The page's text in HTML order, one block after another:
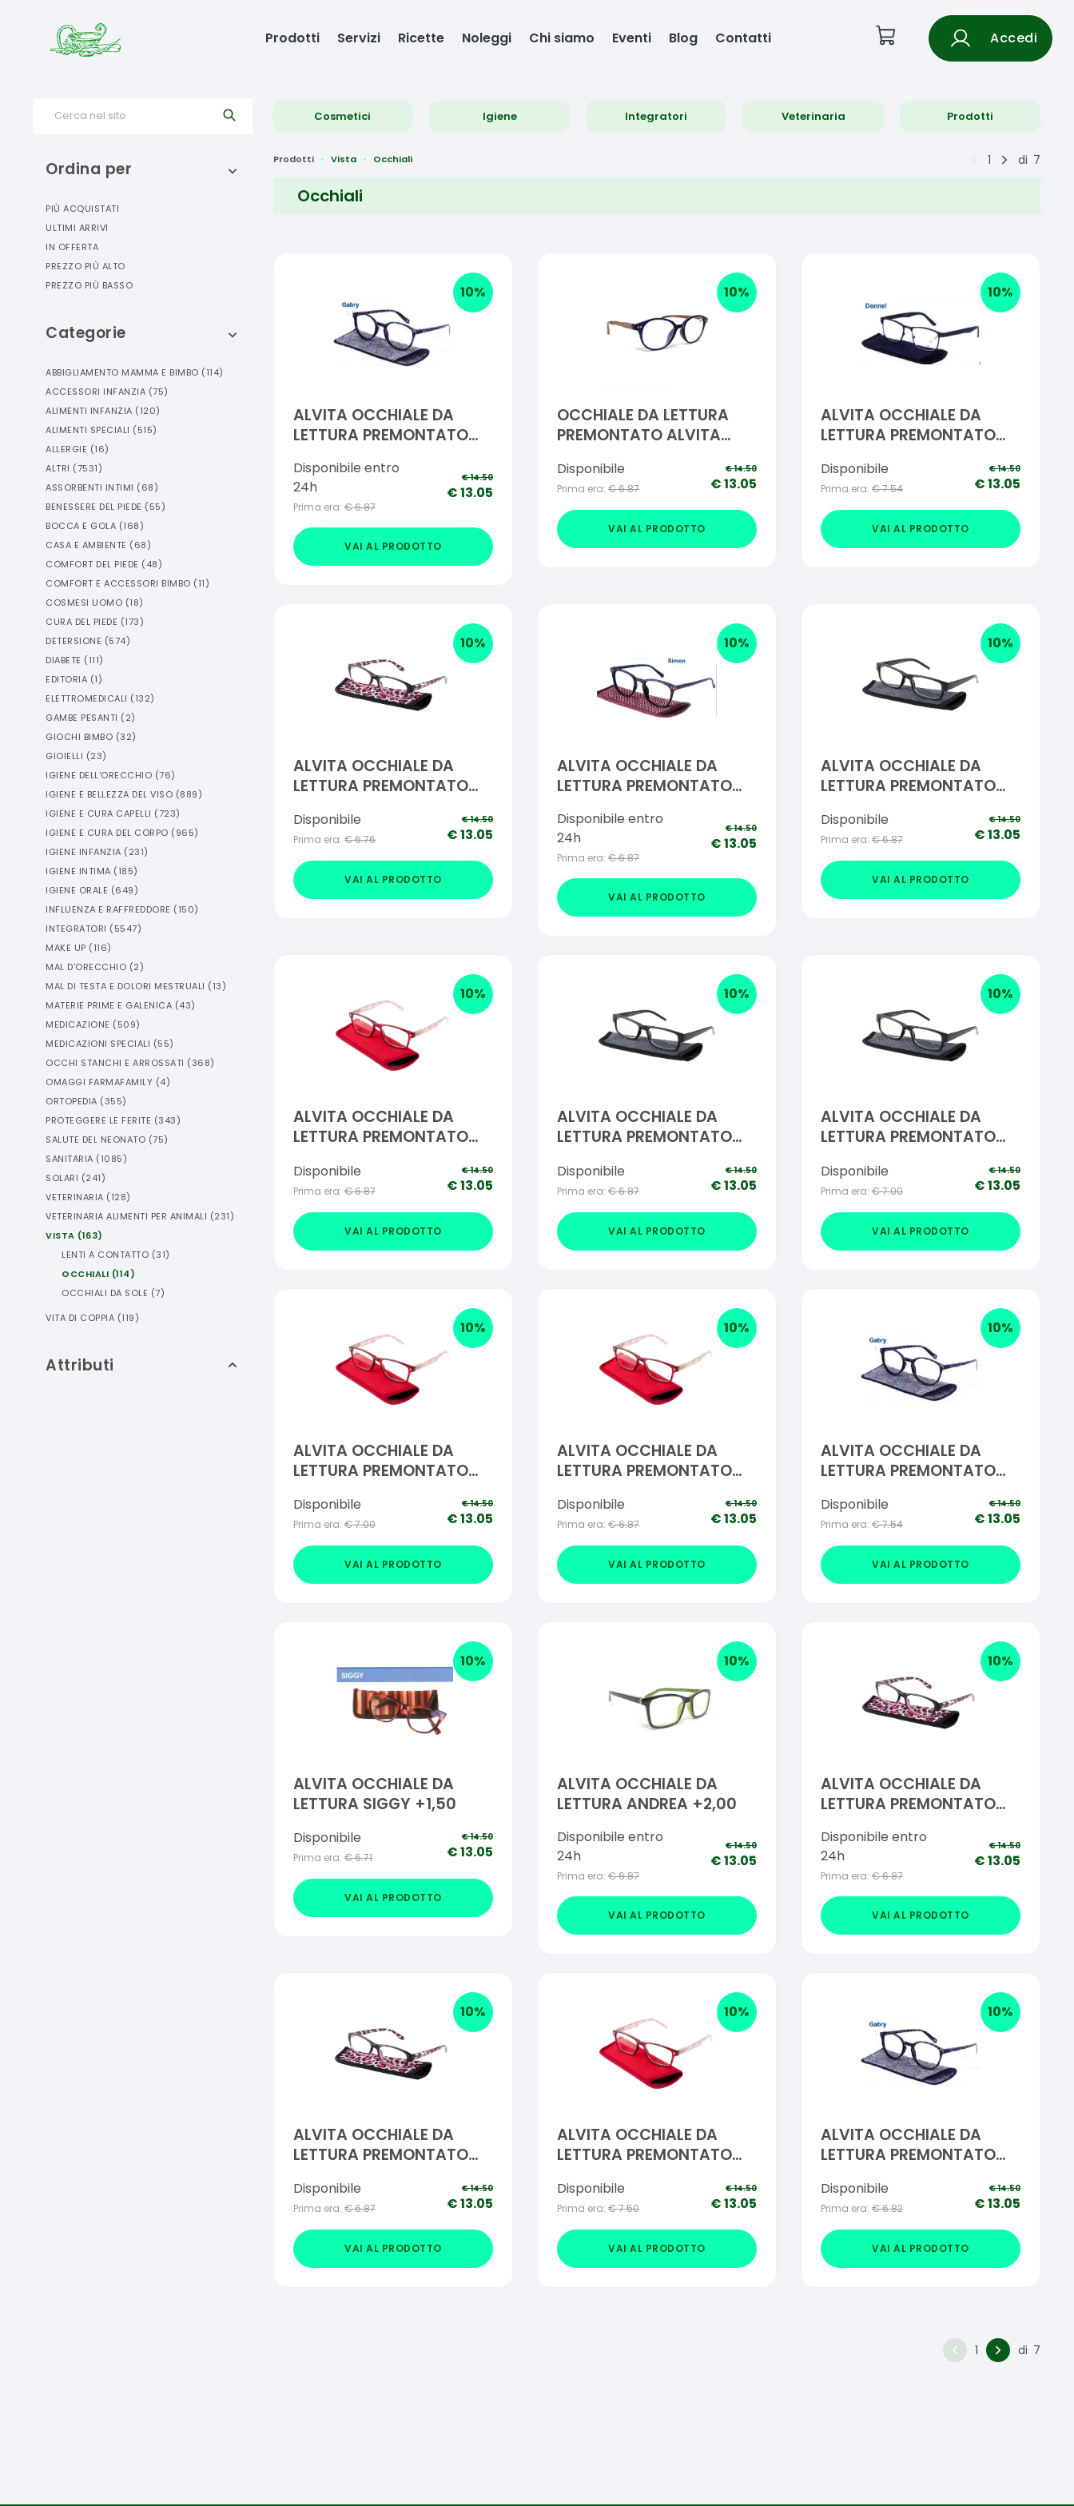
Prodotti Servizi Ricette Noleggi Chi siamo Eventi Blog Contatti Accedi
Cerca nel sito Cosmetici Igiene Integratori Veterinaria Prodotti
Ordina per
PIÙ ACQUISTATI
ULTIMI ARRIVI
IN OFFERTA
PREZZO PIÙ ALTO
PREZZO PIÙ BASSO
Categorie
ABBIGLIAMENTO MAMMA E BIMBO (114)
ACCESSORI INFANZIA (75)
ALIMENTI INFANZIA (120)
ALIMENTI SPECIALI (515)
ALLERGIE (16)
ALTRI (7531)
ASSORBENTI INTIMI (68)
BENESSERE DEL PIEDE (55)
BOCCA E GOLA (168)
CASA E AMBIENTE (68)
COMFORT DEL PIEDE (48)
COMFORT E ACCESSORI BIMBO (11)
COSMESI UOMO (18)
CURA DEL PIEDE (173)
DETERSIONE (574)
DIABETE (111)
EDITORIA (1)
ELETTROMEDICALI (132)
GAMBE PESANTI (2)
GIOCHI BIMBO (32)
GIOIELLI (23)
IGIENE DELL'ORECCHIO (76)
IGIENE E BELLEZZA DEL VISO (889)
IGIENE E CURA CAPELLI (723)
IGIENE E CURA DEL CORPO (965)
IGIENE INFANZIA (231)
IGIENE INTIMA (185)
IGIENE ORALE (649)
INFLUENZA E RAFFREDDORE (150)
INTEGRATORI (5547)
MAKE UP (116)
MAL D'ORECCHIO (2)
MAL DI TESTA E DOLORI MESTRUALI (13)
MATERIE PRIME E GALENICA (43)
MEDICAZIONE (509)
MEDICAZIONI SPECIALI (55)
OCCHI STANCHI E ARROSSATI (368)
OMAGGI FARMAFAMILY (4)
ORTOPEDIA (355)
PROTEGGERE LE FERITE (343)
SALUTE DEL NEONATO (75)
SANITARIA (1085)
SOLARI (241)
VETERINARIA (128)
VETERINARIA ALIMENTI PER ANIMALI (231)
VISTA (163)
LENTI A CONTATTO (31)
OCCHIALI (114)
OCCHIALI DA SOLE (7)
VITA DI COPPIA (119)
Attributi
Prodotti Vista Occhiali 1 di 7
Occhiali
10%
ALVITA OCCHIALE DA
LETTURA PREMONTATO
Disponibile entro
24h
Prima era: €6.87
€14.50
€13.05
VAI AL PRODOTTO
10%
OCCHIALE DA LETTURA
PREMONTATO ALVITA
Disponibile
Prima era: €6.87
€14.50
€13.05
VAI AL PRODOTTO
10%
ALVITA OCCHIALE DA
LETTURA PREMONTATO
Disponibile
Prima era: €7.54
€14.50
€13.05
VAI AL PRODOTTO
10%
ALVITA OCCHIALE DA
LETTURA PREMONTATO
Disponibile
Prima era: €6.76
€14.50
€13.05
VAI AL PRODOTTO
10%
ALVITA OCCHIALE DA
LETTURA PREMONTATO
Disponibile entro
24h
Prima era: €6.87
€14.50
€13.05
VAI AL PRODOTTO
10%
ALVITA OCCHIALE DA
LETTURA PREMONTATO
Disponibile
Prima era: €6.87
€14.50
€13.05
VAI AL PRODOTTO
10%
ALVITA OCCHIALE DA
LETTURA PREMONTATO
Disponibile
Prima era: €6.87
€14.50
€13.05
VAI AL PRODOTTO
10%
ALVITA OCCHIALE DA
LETTURA PREMONTATO
Disponibile
Prima era: €6.87
€14.50
€13.05
VAI AL PRODOTTO
10%
ALVITA OCCHIALE DA
LETTURA PREMONTATO
Disponibile
Prima era: €7.00
€14.50
€13.05
VAI AL PRODOTTO
10%
ALVITA OCCHIALE DA
LETTURA PREMONTATO
Disponibile
Prima era: €7.00
€14.50
€13.05
VAI AL PRODOTTO
10%
ALVITA OCCHIALE DA
LETTURA PREMONTATO
Disponibile
Prima era: €6.87
€14.50
€13.05
VAI AL PRODOTTO
10%
ALVITA OCCHIALE DA
LETTURA PREMONTATO
Disponibile
Prima era: €7.54
€14.50
€13.05
VAI AL PRODOTTO
10%
ALVITA OCCHIALE DA
LETTURA SIGGY +1,50
Disponibile
Prima era: €6.71
€14.50
€13.05
VAI AL PRODOTTO
10%
ALVITA OCCHIALE DA
LETTURA ANDREA +2,00
Disponibile entro
24h
Prima era: €6.87
€14.50
€13.05
VAI AL PRODOTTO
10%
ALVITA OCCHIALE DA
LETTURA PREMONTATO
Disponibile entro
24h
Prima era: €6.87
€14.50
€13.05
VAI AL PRODOTTO
10%
ALVITA OCCHIALE DA
LETTURA PREMONTATO
Disponibile
Prima era: €6.87
€14.50
€13.05
VAI AL PRODOTTO
10%
ALVITA OCCHIALE DA
LETTURA PREMONTATO
Disponibile
Prima era: €7.50
€14.50
€13.05
VAI AL PRODOTTO
10%
ALVITA OCCHIALE DA
LETTURA PREMONTATO
Disponibile
Prima era: €6.82
€14.50
€13.05
VAI AL PRODOTTO
1 di 7